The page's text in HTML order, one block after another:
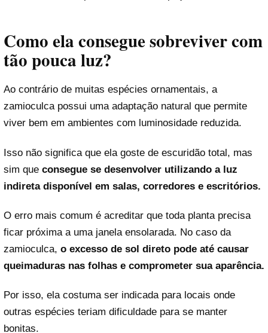
Como ela consegue sobreviver com
tão pouca luz?
Ao contrário de muitas espécies ornamentais, a
zamioculca possui uma adaptação natural que permite
viver bem em ambientes com luminosidade reduzida.
Isso não significa que ela goste de escuridão total, mas
sim que consegue se desenvolver utilizando a luz
indireta disponível em salas, corredores e escritórios.
O erro mais comum é acreditar que toda planta precisa
ficar próxima a uma janela ensolarada. No caso da
zamioculca, o excesso de sol direto pode até causar
queimaduras nas folhas e comprometer sua aparência.
Por isso, ela costuma ser indicada para locais onde
outras espécies teriam dificuldade para se manter
bonitas.